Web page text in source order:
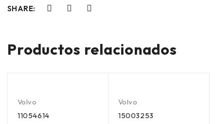
SHARE:
Productos relacionados
Volvo
11054614
Volvo
15003253